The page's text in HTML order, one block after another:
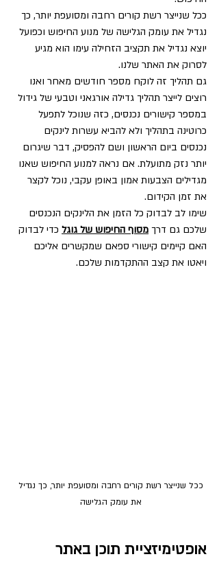
ככל שנייצר רשת קורים רחבה ומסועפת יותר, כך
נגדיל את עומק הגלישה של מנוע החיפוש וכפועל
יוצא נגדיל את תקציב הזחילה עימו הוא מגיע
לסרוק את האתר שלנו.
גם תהליך זה לוקח מספר חודשים מאחר ואנו
רוצים לייצר תהליך גדילה אורגאני וטבעי של גידול
במספר קישורים נכנסים, כזה שנוכל לתפעל
כרוטינה בתהליך ולא להביא עשרות לינקים
נכנסים ביום הראשון ושם להפסיק, דבר שיגרום
יותר נזק מתועלת. אם נראה למנוע החיפוש שאנו
מגדילים הצבעות אמון באופן עקבי, נוכל לקצר
את זמן הקידום.
שימו לב לבדוק כל הזמן את הלינקים הנכנסים
שלכם גם דרך מסוף החיפוש של גוגל כדי לבדוק
האם קיימים קישורי ספאם שמקשרים אליכם
ויאטו את קצב ההתקדמות שלכם.
ככל שנייצר רשת קורים רחבה ומסועפת יותר, כך נגדיל
את עומק הגלישה
אופטימיזציית תוכן באתר